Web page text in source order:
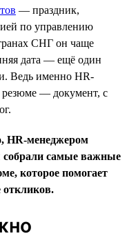
— праздник,
по управлению
СНГ он чаще
дата — ещё один
Ведь именно HR-
— документ, с
HR-менеджером
самые важные
которое помогает
откликов.